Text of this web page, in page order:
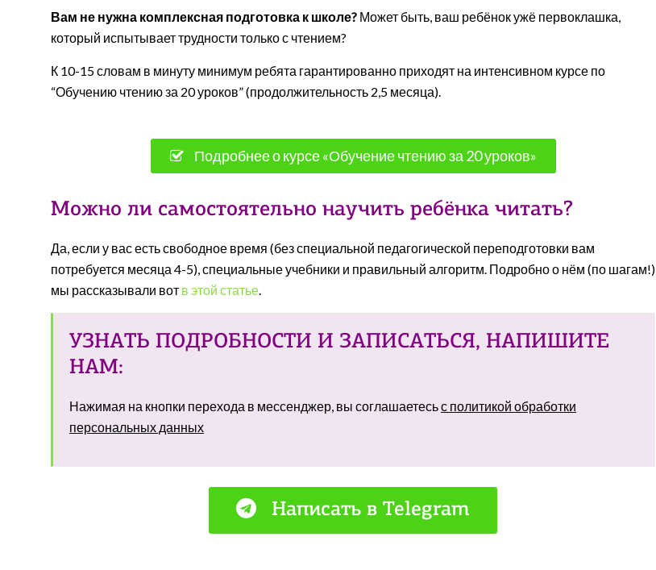
Вам не нужна комплексная подготовка к школе? Может быть, ваш ребёнок ужё первоклашка,
который испытывает трудности только с чтением?
К 10-15 словам в минуту минимум ребята гарантированно приходят на интенсивном курсе по
“Обучению чтению за 20 уроков” (продолжительность 2,5 месяца).
Подробнее о курсе «Обучение чтению за 20 уроков»
Можно ли самостоятельно научить ребёнка читать?
Да, если у вас есть свободное время (без специальной педагогической переподготовки вам
потребуется месяца 4-5), специальные учебники и правильный алгоритм. Подробно о нём (по шагам!)
мы рассказывали вот в этой статье.
УЗНАТЬ ПОДРОБНОСТИ И ЗАПИСАТЬСЯ, НАПИШИТЕ
НАМ:
Нажимая на кнопки перехода в мессенджер, вы соглашаетесьс политикой обработки
персональных данных
Написать в Telegram